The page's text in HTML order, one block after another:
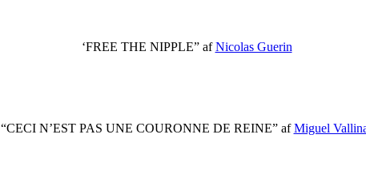
‘FREE THE NIPPLE” afNicolas Guerin
“CECI N’EST PAS UNE COURONNE DE REINE” afMiguel